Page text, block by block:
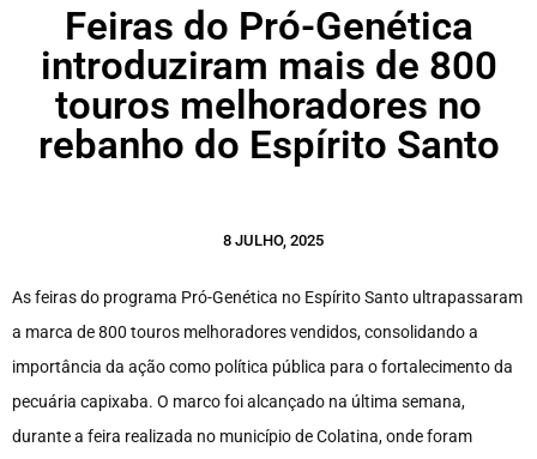
Feiras do Pró-Genética
introduziram mais de 800
touros melhoradores no
rebanho do Espírito Santo
8 JULHO, 2025
As feiras do programa Pró-Genética no Espírito Santo ultrapassaram
a marca de 800 touros melhoradores vendidos, consolidando a
importância da ação como política pública para o fortalecimento da
pecuária capixaba. O marco foi alcançado na última semana,
durante a feira realizada no município de Colatina, onde foram